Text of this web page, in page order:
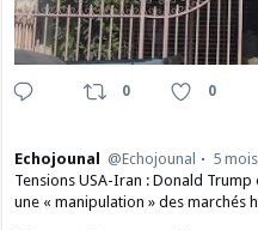
0 0
Echojounal @Echojounal
5
Tensions USA-Iran : Donald
une « manipulation » des marchés